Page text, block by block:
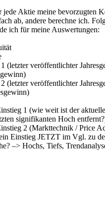
Aktie meine bevorzugten
ab, andere berechne ich.
ich für meine Auswertungen:
(letzter veröffentlichter
(letzter veröffentlichter
1 (wie weit ist der
signifikanten Hoch
2 (Markttechnik / Price
Einstieg JETZT im Vgl. zu
–> Hochs, Tiefs,